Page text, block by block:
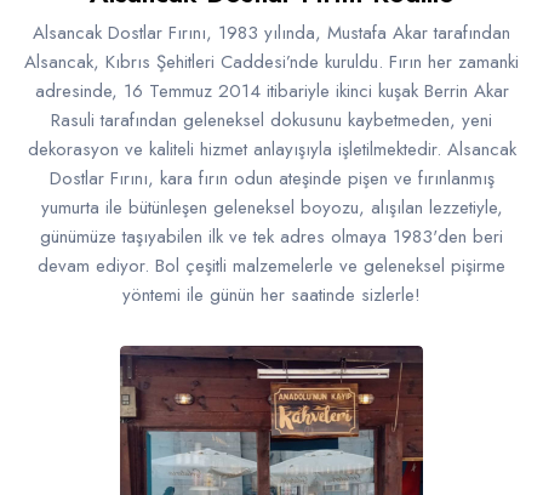
Alsancak Dostlar Fırını, 1983 yılında, Mustafa Akar tarafından
Alsancak, Kıbrıs Şehitleri Caddesi’nde kuruldu. Fırın her zamanki
adresinde, 16 Temmuz 2014 itibariyle ikinci kuşak Berrin Akar
Rasuli tarafından geleneksel dokusunu kaybetmeden, yeni
dekorasyon ve kaliteli hizmet anlayışıyla işletilmektedir. Alsancak
Dostlar Fırını, kara fırın odun ateşinde pişen ve fırınlanmış
yumurta ile bütünleşen geleneksel boyozu, alışılan lezzetiyle,
günümüze taşıyabilen ilk ve tek adres olmaya 1983'den beri
devam ediyor. Bol çeşitli malzemelerle ve geleneksel pişirme
yöntemi ile günün her saatinde sizlerle!